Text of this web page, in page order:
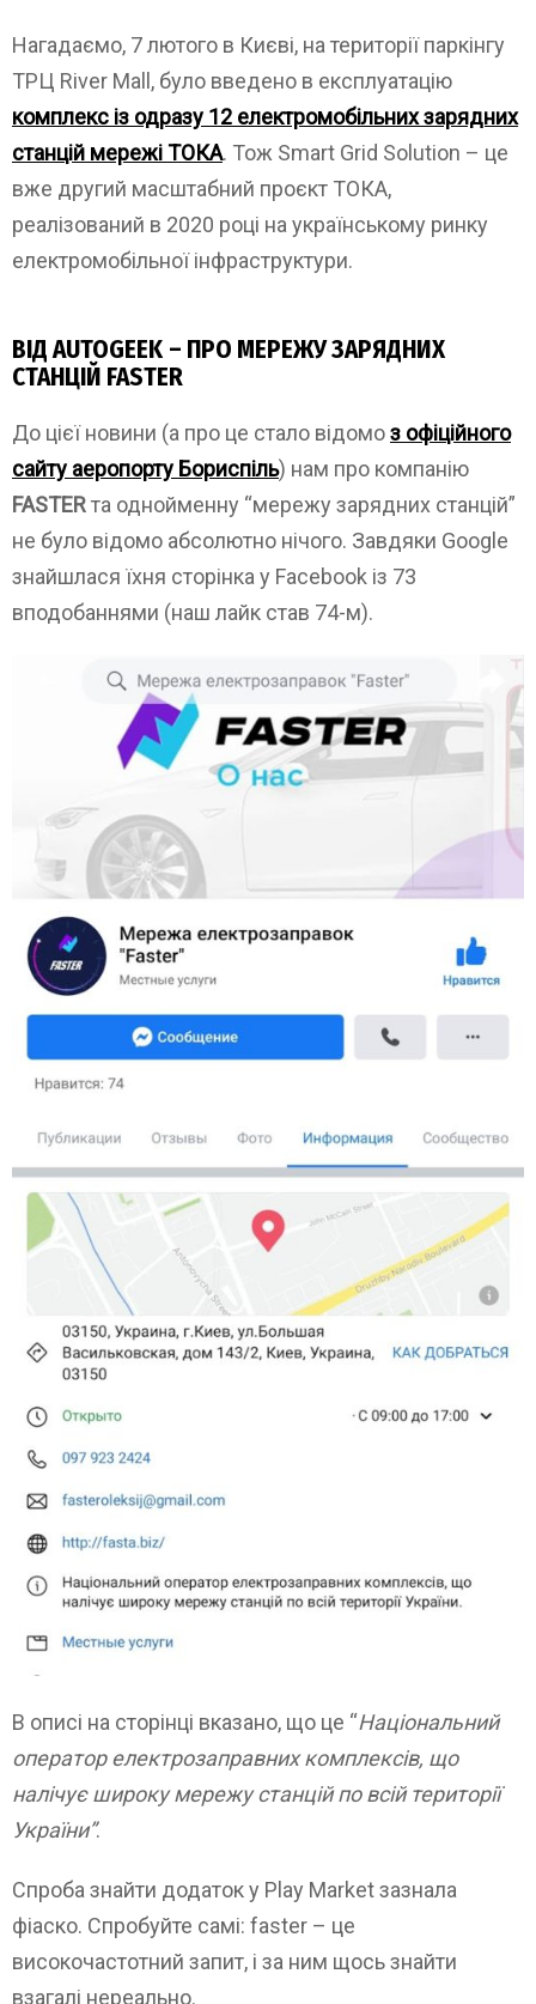
Нагадаємо, 7 лютого в Києві, на території паркінгу
ТРЦ River Mall, було введено в експлуатацію
комплекс із одразу 12 електромобільних зарядних
станцій мережі ТОКА. Тож Smart Grid Solution – це
вже другий масштабний проєкт ТОКА,
реалізований в 2020 році на українському ринку
електромобільної інфраструктури.
ВІД AUTOGEEK – ПРО МЕРЕЖУ ЗАРЯДНИХ
СТАНЦІЙ FASTER
До цієї новини (а про це стало відомоз офіційного
сайту аеропорту Бориспіль) нам про компанію
FASTERта однойменну “мережу зарядних станцій”
не було відомо абсолютно нічого. Завдяки Google
знайшлася їхня сторінка у Facebook із 73
вподобаннями (наш лайк став 74-м).
В описі на сторінці вказано, що це “Національний
оператор електрозаправних комплексів, що
налічує широку мережу станцій по всій території
України”.
Спроба знайти додаток у Play Market зазнала
фіаско. Спробуйте самі: faster – це
високочастотний запит, і за ним щось знайти
взагалі нереально.